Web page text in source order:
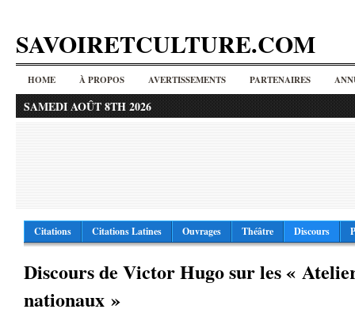
SAVOIRETCULTURE.COM
HOME À PROPOS AVERTISSEMENTS PARTENAIRES
SAMEDI AOÛT 8TH 2026
Citations Citations Latines Ouvrages Théâtre Discours
Discours de Victor Hugo sur les «
nationaux »